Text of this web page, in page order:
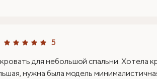
5
для небольшой спальни. Хотела
нужна была модель